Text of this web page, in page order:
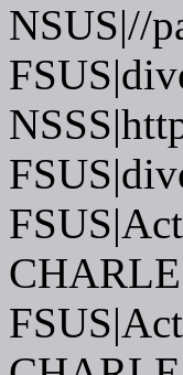
NSUS|//